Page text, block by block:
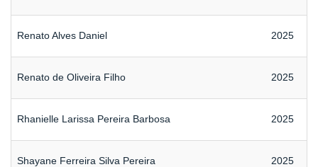
Renato Alves Daniel 2025
Renato de Oliveira Filho 2025
Rhanielle Larissa Pereira Barbosa 2025
Shayane Ferreira Silva Pereira 2025